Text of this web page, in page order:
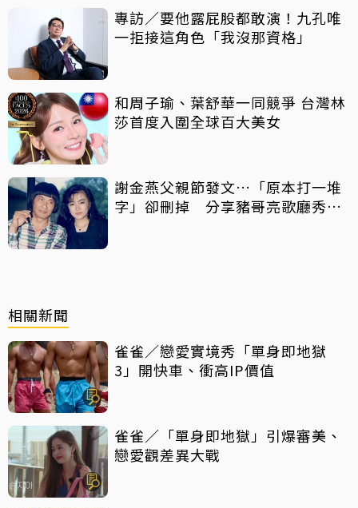
專訪／要他露屁股都敢演！九孔唯
一拒接這角色「我沒那資格」
和周子瑜、葉舒華一同競爭 台灣林
莎首度入圍全球百大美女
謝金燕父親節發文…「原本打一堆
字」卻刪掉 分享豬哥亮歌廳秀歌
相關新聞
雀雀／戀愛實境秀「單身即地獄
3」開快車、衝高IP價值
雀雀／「單身即地獄」引爆審美、
戀愛觀差異大戰